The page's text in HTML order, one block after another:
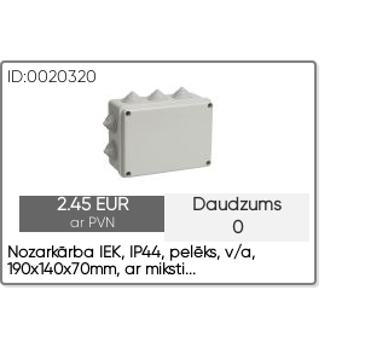
ID:0020320
Daudzums
0
2.45 EUR
ar PVN
Nozarkārba IEK, IP44, pelēks, v/a,
190x140x70mm, ar miksti...